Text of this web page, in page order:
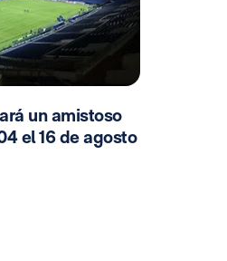
un amistoso
el 16 de agosto